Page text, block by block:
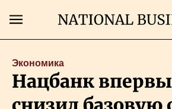
Главная
Экономика
Нацбанк